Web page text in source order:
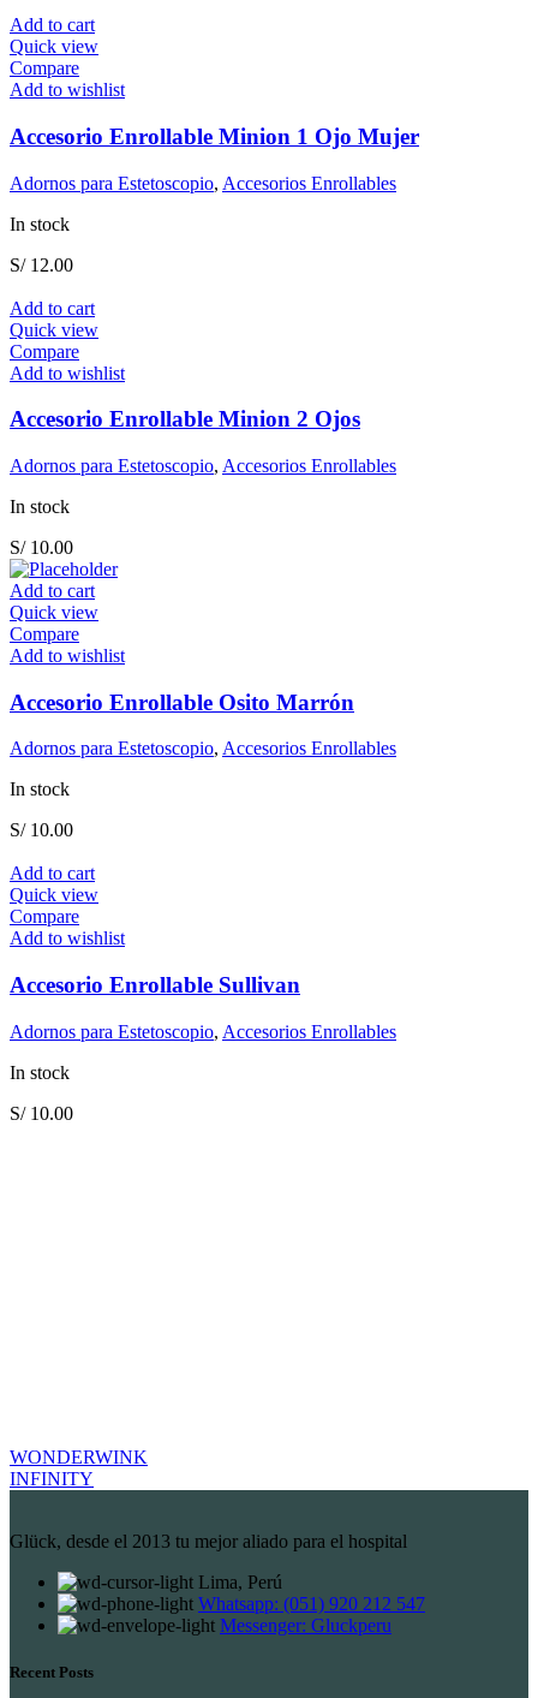
Add to cart
Quick view
Compare
Add to wishlist
Accesorio Enrollable Minion 1 Ojo Mujer
Adornos para Estetoscopio, Accesorios Enrollables
In stock
S/12.00
Add to cart
Quick view
Compare
Add to wishlist
Accesorio Enrollable Minion 2 Ojos
Adornos para Estetoscopio, Accesorios Enrollables
In stock
S/10.00
Add to cart
Quick view
Compare
Add to wishlist
Accesorio Enrollable Osito Marrón
Adornos para Estetoscopio, Accesorios Enrollables
In stock
S/10.00
Add to cart
Quick view
Compare
Add to wishlist
Accesorio Enrollable Sullivan
Adornos para Estetoscopio, Accesorios Enrollables
In stock
S/10.00
WONDERWINK
INFINITY
Glück, desde el 2013 tu mejor aliado para el hospital
Lima, Perú
Whatsapp: (051) 920 212 547
Messenger: Gluckperu
Recent Posts